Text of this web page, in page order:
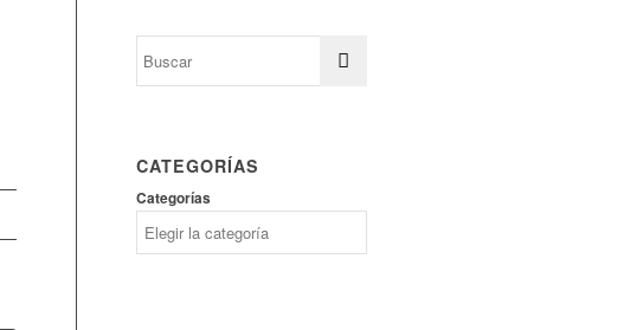
CATEGORÍAS
Categorías